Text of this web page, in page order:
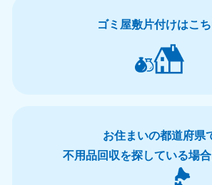
ゴミ屋敷片付けはこ
お住まいの都道府県
不用品回収を探している場
050-1881-5277
9:00〜19:00 年中無休
050-
9:00〜
050-1881-5273
9:00〜19:00 年中無休
050-
9:00〜